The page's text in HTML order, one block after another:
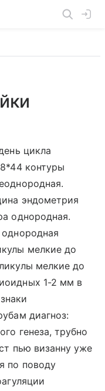
цикла
контуры
эндометрия
однородная.
мелкие до
мелкие до
1-2 мм в
диагноз:
генеза, трубно
пью визанну уже
по поводу